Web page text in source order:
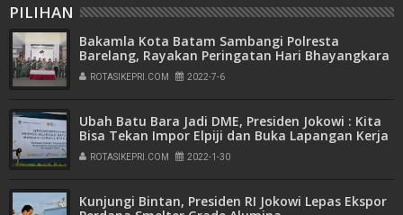
PILIHAN
Bakamla Kota Batam Sambangi Polresta
Barelang, Rayakan Peringatan Hari Bhayangkara
ke-76
ROTASIKEPRI.COM 2022-7-6
Ubah Batu Bara Jadi DME, Presiden Jokowi : Kita
Bisa Tekan Impor Elpiji dan Buka Lapangan Kerja
ROTASIKEPRI.COM 2022-1-30
Kunjungi Bintan, Presiden RI Jokowi Lepas Ekspor